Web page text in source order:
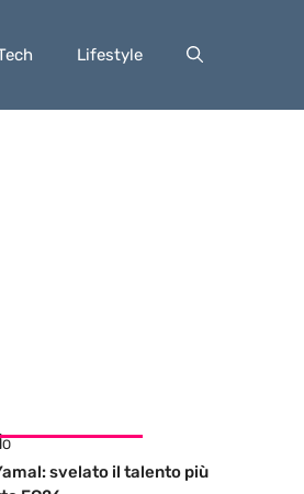
Lifestyle
svelato il talento più